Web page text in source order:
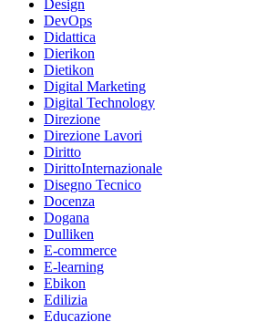
Design
DevOps
Didattica
Dierikon
Dietikon
Digital Marketing
Digital Technology
Direzione
Direzione Lavori
Diritto
DirittoInternazionale
Disegno Tecnico
Docenza
Dogana
Dulliken
E-commerce
E-learning
Ebikon
Edilizia
Educazione